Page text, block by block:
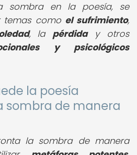
sombra en la poesía, se
temas como el sufrimiento,
, la pérdiday otros
y psicológicos
la poesía
sombra de manera
la sombra de manera